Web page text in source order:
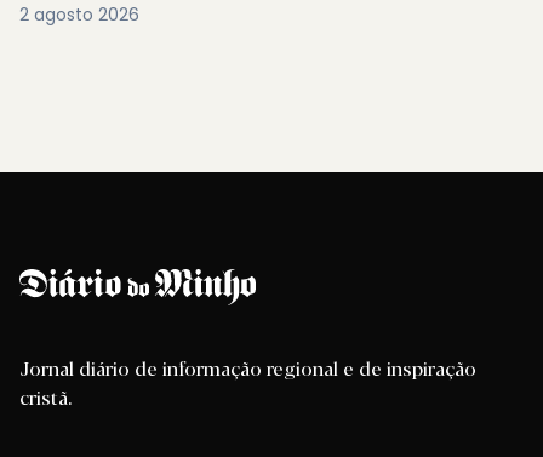
2 agosto 2026
Jornal diário de informação regional e de inspiração
cristã.